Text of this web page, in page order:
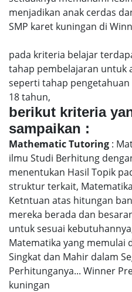
menjadikan anak cerdas
SMP karet kuningan di
pada kriteria belajar
tahap pembelajaran untuk
seperti tahap
18 tahun,
berikut kriteria
sampaikan :
Mathematic Tutoring :
ilmu Studi Berhitung
menentukan Hasil Topik
struktur terkait,
Ketntuan atas hitungan
mereka berada dan
untuk sesuai
Matematika yang memulai
Singkat dan Mahir dalam
Perhitunganya... Winner
kuningan